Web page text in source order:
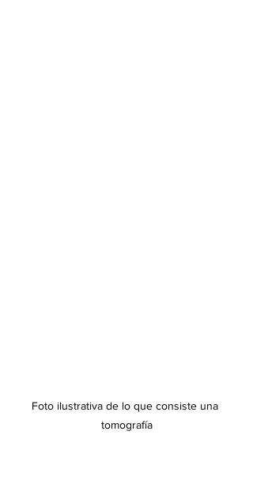
Foto ilustrativa de lo que consiste una
tomografía